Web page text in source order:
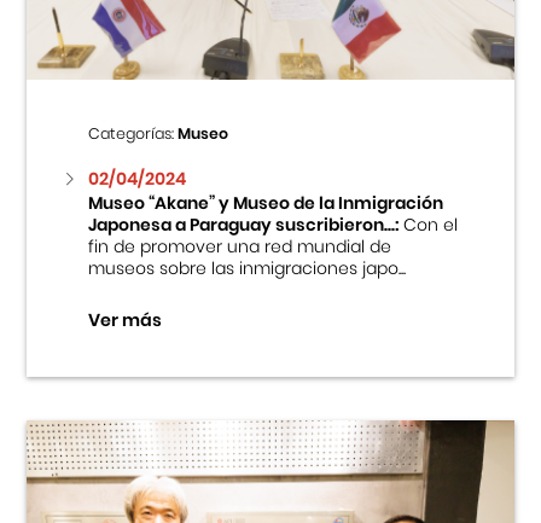
Categorías:Museo
02/04/2024
Museo “Akane” y Museo de la Inmigración
Japonesa a Paraguay suscribieron...:Con el
fin de promover una red mundial de
museos sobre las inmigraciones japo...
Ver más